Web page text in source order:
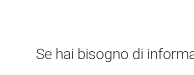
Se hai bisogno di